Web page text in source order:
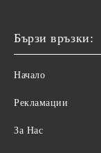
Бързи връзки:
Начало
Рекламации
За Нас